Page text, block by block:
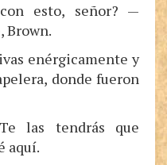
esto, señor? —
Brown.
enérgicamente y
donde fueron
las tendrás que
aquí.